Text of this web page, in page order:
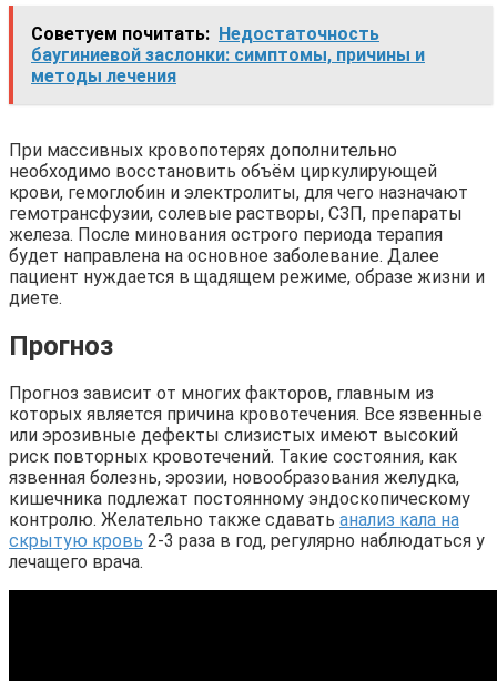
Советуем почитать: Недостаточность
баугиниевой заслонки: симптомы, причины и
методы лечения
При массивных кровопотерях дополнительно
необходимо восстановить объём циркулирующей
крови, гемоглобин и электролиты, для чего назначают
гемотрансфузии, солевые растворы, СЗП, препараты
железа. После минования острого периода терапия
будет направлена на основное заболевание. Далее
пациент нуждается в щадящем режиме, образе жизни и
диете.
Прогноз
Прогноз зависит от многих факторов, главным из
которых является причина кровотечения. Все язвенные
или эрозивные дефекты слизистых имеют высокий
риск повторных кровотечений. Такие состояния, как
язвенная болезнь, эрозии, новообразования желудка,
кишечника подлежат постоянному эндоскопическому
контролю. Желательно также сдавать анализ кала на
скрытую кровь 2-3 раза в год, регулярно наблюдаться у
лечащего врача.